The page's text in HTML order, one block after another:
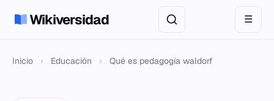
Wikiversidad ☰
Inicio › Educación › Qué es pedagogía waldorf